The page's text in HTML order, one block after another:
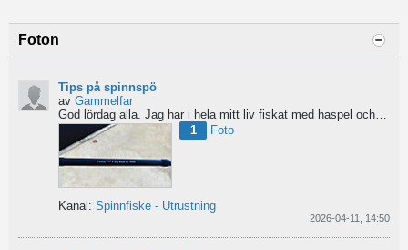
Foton
Tips på spinnspö
av Gammelfar
God lördag alla. Jag har i hela mitt liv fiskat med haspel och har för något år sedan hittat min...
1
Foto
Kanal: Spinnfiske - Utrustning
2026-04-11, 14:50